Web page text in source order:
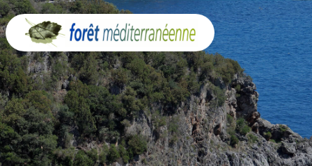
Panneau de gestion des cookies